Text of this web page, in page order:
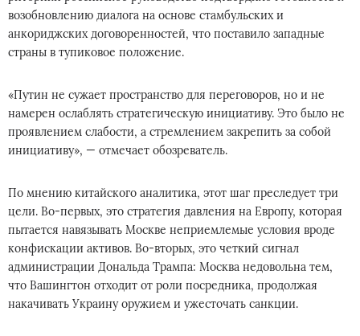
возобновлению диалога на основе стамбульских и
анкориджских договоренностей, что поставило западные
страны в тупиковое положение.
«Путин не сужает пространство для переговоров, но и не
намерен ослаблять стратегическую инициативу. Это было не
проявлением слабости, а стремлением закрепить за собой
инициативу», — отмечает обозреватель.
По мнению китайского аналитика, этот шаг преследует три
цели. Во-первых, это стратегия давления на Европу, которая
пытается навязывать Москве неприемлемые условия вроде
конфискации активов. Во-вторых, это четкий сигнал
администрации Дональда Трампа: Москва недовольна тем,
что Вашингтон отходит от роли посредника, продолжая
накачивать Украину оружием и ужесточать санкции.